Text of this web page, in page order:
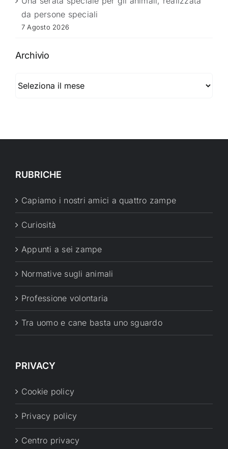
da persone speciali
7 Agosto 2026
Archivio
RUBRICHE
Capiamo i nostri amici a quattro zampe
Curiosità
Appunti a sei zampe
Normative sugli animali
Professione volontaria
Tra uomo e cane basta uno sguardo
PRIVACY
Cookie policy
Privacy policy
Centro privacy